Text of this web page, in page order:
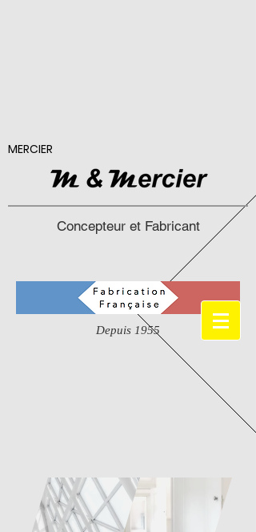
MERCIER
Concepteur et Fabricant
Depuis 1955